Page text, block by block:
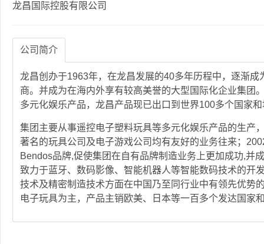
龙昌国际控股有限公司
公司简介
龙昌创办于1963年，在龙昌发展的40多年历程中，逐渐
商。并成为在海内外享有较高美誉的大型国际化企业集团
多元化娱乐产品，龙昌产品现已出口到世界100多个国家
集团主要从事遥控电子塑料玩具等多元化娱乐产品的生产
著名的玩具公司及电子游戏公司均有友好的业务往来；
Bendos品牌,促使集团在自有品牌制造业务上更加成功,并
致力于蓝牙、数码影像、智能机器人等智能数码技术的开
技术及精密制造技术方面在中国乃至同行业中有领先优势
电子玩具为主，产品主销欧美、日本等一百多个发达国家